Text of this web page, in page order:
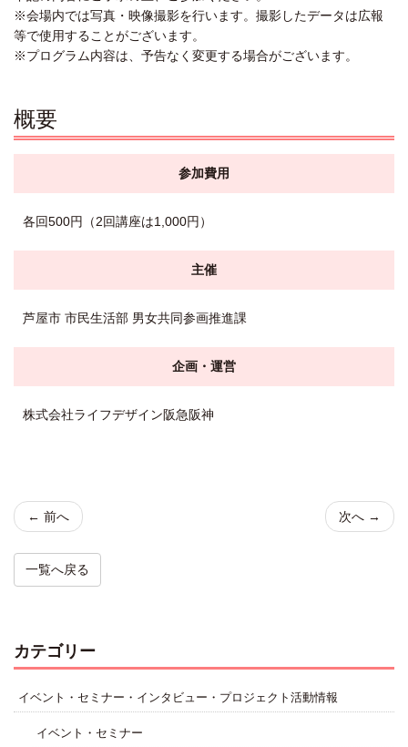
※会場内では写真・映像撮影を行います。撮影したデータは広報
等で使用することがございます。
※プログラム内容は、予告なく変更する場合がございます。
概要
参加費用
各回500円（2回講座は1,000円）
主催
芦屋市 市民生活部 男女共同参画推進課
企画・運営
株式会社ライフデザイン阪急阪神
← 前へ 次へ →
一覧へ戻る
カテゴリー
イベント・セミナー・インタビュー・プロジェクト活動情報
イベント・セミナー